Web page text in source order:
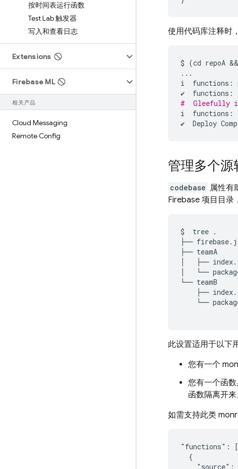
按时间表运行函数
Test Lab 触发器
写入和查看日志
Extensions
Firebase ML
相关产品
Cloud Messaging
Remote Config
使用代码库注释时
$ (cd repoA &&
...
i
functions :
✔
functions :
#  Gleefully
i
functions :
✔
Deploy
管理多个
codebase 属性有
Firebase 项目目录
$ tree .
├──
├── teamA
├──
└──
└──
├──
└──
此设置适用于以下
您有一个
您有一个函
函数隔离开来
如需支持此类
"functions": [
  {
"source":